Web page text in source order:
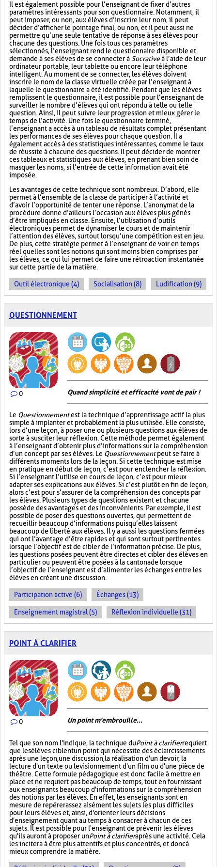
Il est également possible pour l’enseignant de fixer d’autres
paramètres intéressants pour son questionnaire. Notamment, il
peut imposer, ou non, aux élèves d’inscrire leur nom, il peut
décider d’afficher le pointage final, ou non, et il peut aussi ne
permettre qu’une seule tentative de réponse à ses élèves pour
chacune des questions. Une fois tous ces paramètres
sélectionnés, l’enseignant rend le questionnaire disponible et
demande à ses élèves de se connecter à Socrativeà l’aide de leur
ordinateur portable, leur tablette ou encore leur téléphone
intelligent. Au moment de se connecter, les élèves doivent
inscrire le nom de la classe virtuelle créée par l’enseignant à
laquelle le questionnaire a été identifié. Pendant que les élèves
remplissent le questionnaire, il est possible pour l’enseignant de
surveiller le nombre d’élèves qui ont répondu à telle ou telle
question. Ainsi, il peut suivre leur progression et mieux gérer le
temps de l’activité. Une fois le questionnaire terminé,
l’enseignant a accès à un tableau de résultats complet présentant
les performances de ses élèves pour chaque question. Il a
également accès à des statistiques intéressantes, comme le taux
de réussite à chacune des questions. Il peut décider de montrer
ces tableaux et statistiques aux élèves, en prenant bien soin de
masquer les noms, si l’entrée de cette information avait été
imposée.
Les avantages de cette technique sont nombreux. D’abord, elle
permet à l’ensemble de la classe de participer à l’activité et
d’avoir l’opportunité de tenter une réponse. L’anonymat de la
procédure donne d’ailleurs l’occasion aux élèves plus gênés
d’être impliqués en classe. Ensuite, l’utilisation d’outils
électroniques permet de dynamiser le cours et de maintenir
l’attention des élèves, surtout lorsqu’une compétition est en jeu.
De plus, cette stratégie permet à l’enseignant de voir en temps
réel quelles sont les notions qui sont moins bien comprises par
les élèves, ce qui lui permet de faire une rétroaction instantanée
sur cette partie de la matière.
Outil électronique (4) Socialisation (8) Ludification (9)
QUESTIONNEMENT
0 Quand simplicité et efficacité vont de pair !
Le Questionnementest la technique d’apprentissage actif la plus
simple à implanter et probablement la plus utilisée. Elle consiste,
lors d’une leçon, à poser une ou plusieurs questions aux élèves de
sorte à susciter leur réflexion. Cette méthode permet également
à l’enseignant d’obtenir plus d’informations sur la compréhension
d’un concept par ses élèves. Le Questionnementpeut se faire à
différents moments lors de la leçon. Si cette technique est mise
en pratique en début de leçon, c’est pour enclencher la réflexion.
Si l’enseignant l’utilise en cours de leçon, c’est pour mieux
adapter ses explications aux élèves. Si c’est plutôt en fin de leçon,
alors c’est pour s’assurer de la compréhension des concepts par
les élèves. Plusieurs types de questions existent et chacune
possède des avantages et des inconvénients. Par exemple, il est
possible de poser des questions ouvertes, qui permettent de
recueillir beaucoup d’informations puisqu’elles laissent
beaucoup de liberté aux élèves. Il y a aussi les questions fermées
qui ont l’avantage d’être rapides et qui sont surtout pertinentes
lorsque l’objectif est de cibler de l’information précise. De plus,
les questions posées peuvent être directes et cibler des élèves en
particulier ou peuvent être posées à la cantonade lorsque
l’objectif de l’enseignant est d’alimenter les échanges entre les
élèves en créant une discussion.
Participation active (6) Échanges (13)
Enseignement magistral (5) Réflexion individuelle (31)
POINT À CLARIFIER
0 Un point m'embrouille...
Tel que son nom l'indique, la technique duPoint à clarifierrequiert
que les élèves ciblent un point qui nécessite des éclaircissements
après une leçon, une discussion, la réalisation d'un devoir, la
lecture d'un texte ou le visionnement d'un film ou d'une pièce de
théâtre. Cette formule pédagogique est donc facile à mettre en
place et ne requiert pas beaucoup de temps, tout en fournissant
aux enseignants beaucoup d'informations sur la compréhension
des notions par les élèves. En effet, les enseignants sont en
mesure de repérer assez aisément les sujets les plus difficiles
pour leurs élèves et, ainsi, d'orienter leurs décisions
d'enseignement quant au temps à consacrer à chacun de ces
sujets. Il est possible pour l'enseignant de prévenir les élèves
qu'ils auront à proposer unPoint à clarifieraprès une activité. Cela
les incitera à être plus attentifs et plus concentrés, et donc à
mieux comprendre la matière.